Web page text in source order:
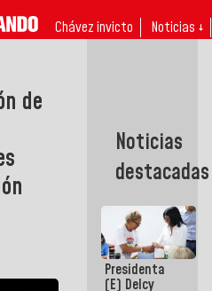
Chávez invicto Noticias ↓
de
Noticias
destacadas
Presidenta
(E) Delcy